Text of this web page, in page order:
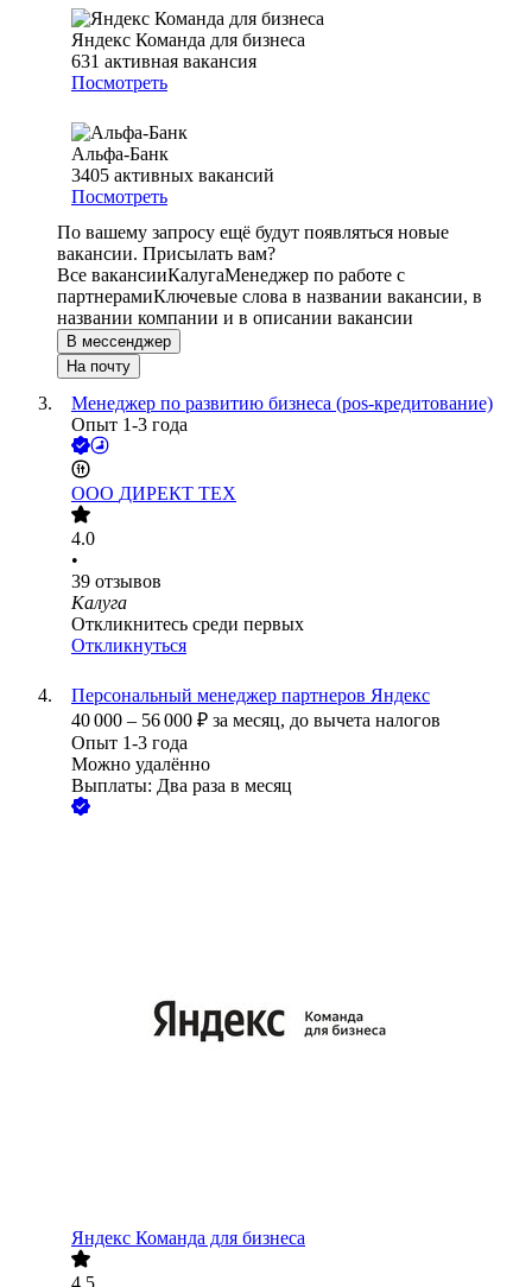
Яндекс Команда для бизнеса
631 активная вакансия
Посмотреть
Альфа-Банк
3405 активных вакансий
Посмотреть
По вашему запросу ещё будут появляться новые
вакансии. Присылать вам?
Все вакансииКалугаМенеджер по работе с
партнерамиКлючевые слова в названии вакансии, в
названии компании и в описании вакансии
В мессенджер
На почту
Менеджер по развитию бизнеса (pos-кредитование)
Опыт 1-3 года
ООО ДИРЕКТ ТЕХ
4.0
•
39 отзывов
Калуга
Откликнитесь среди первых
Откликнуться
Персональный менеджер партнеров Яндекс
40 000 – 56 000 ₽ за месяц, до вычета налогов
Опыт 1-3 года
Можно удалённо
Выплаты: Два раза в месяц
Яндекс Команда для бизнеса